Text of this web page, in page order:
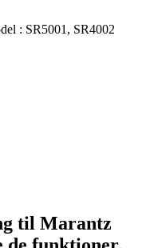
: SR5001, SR4002
til Marantz